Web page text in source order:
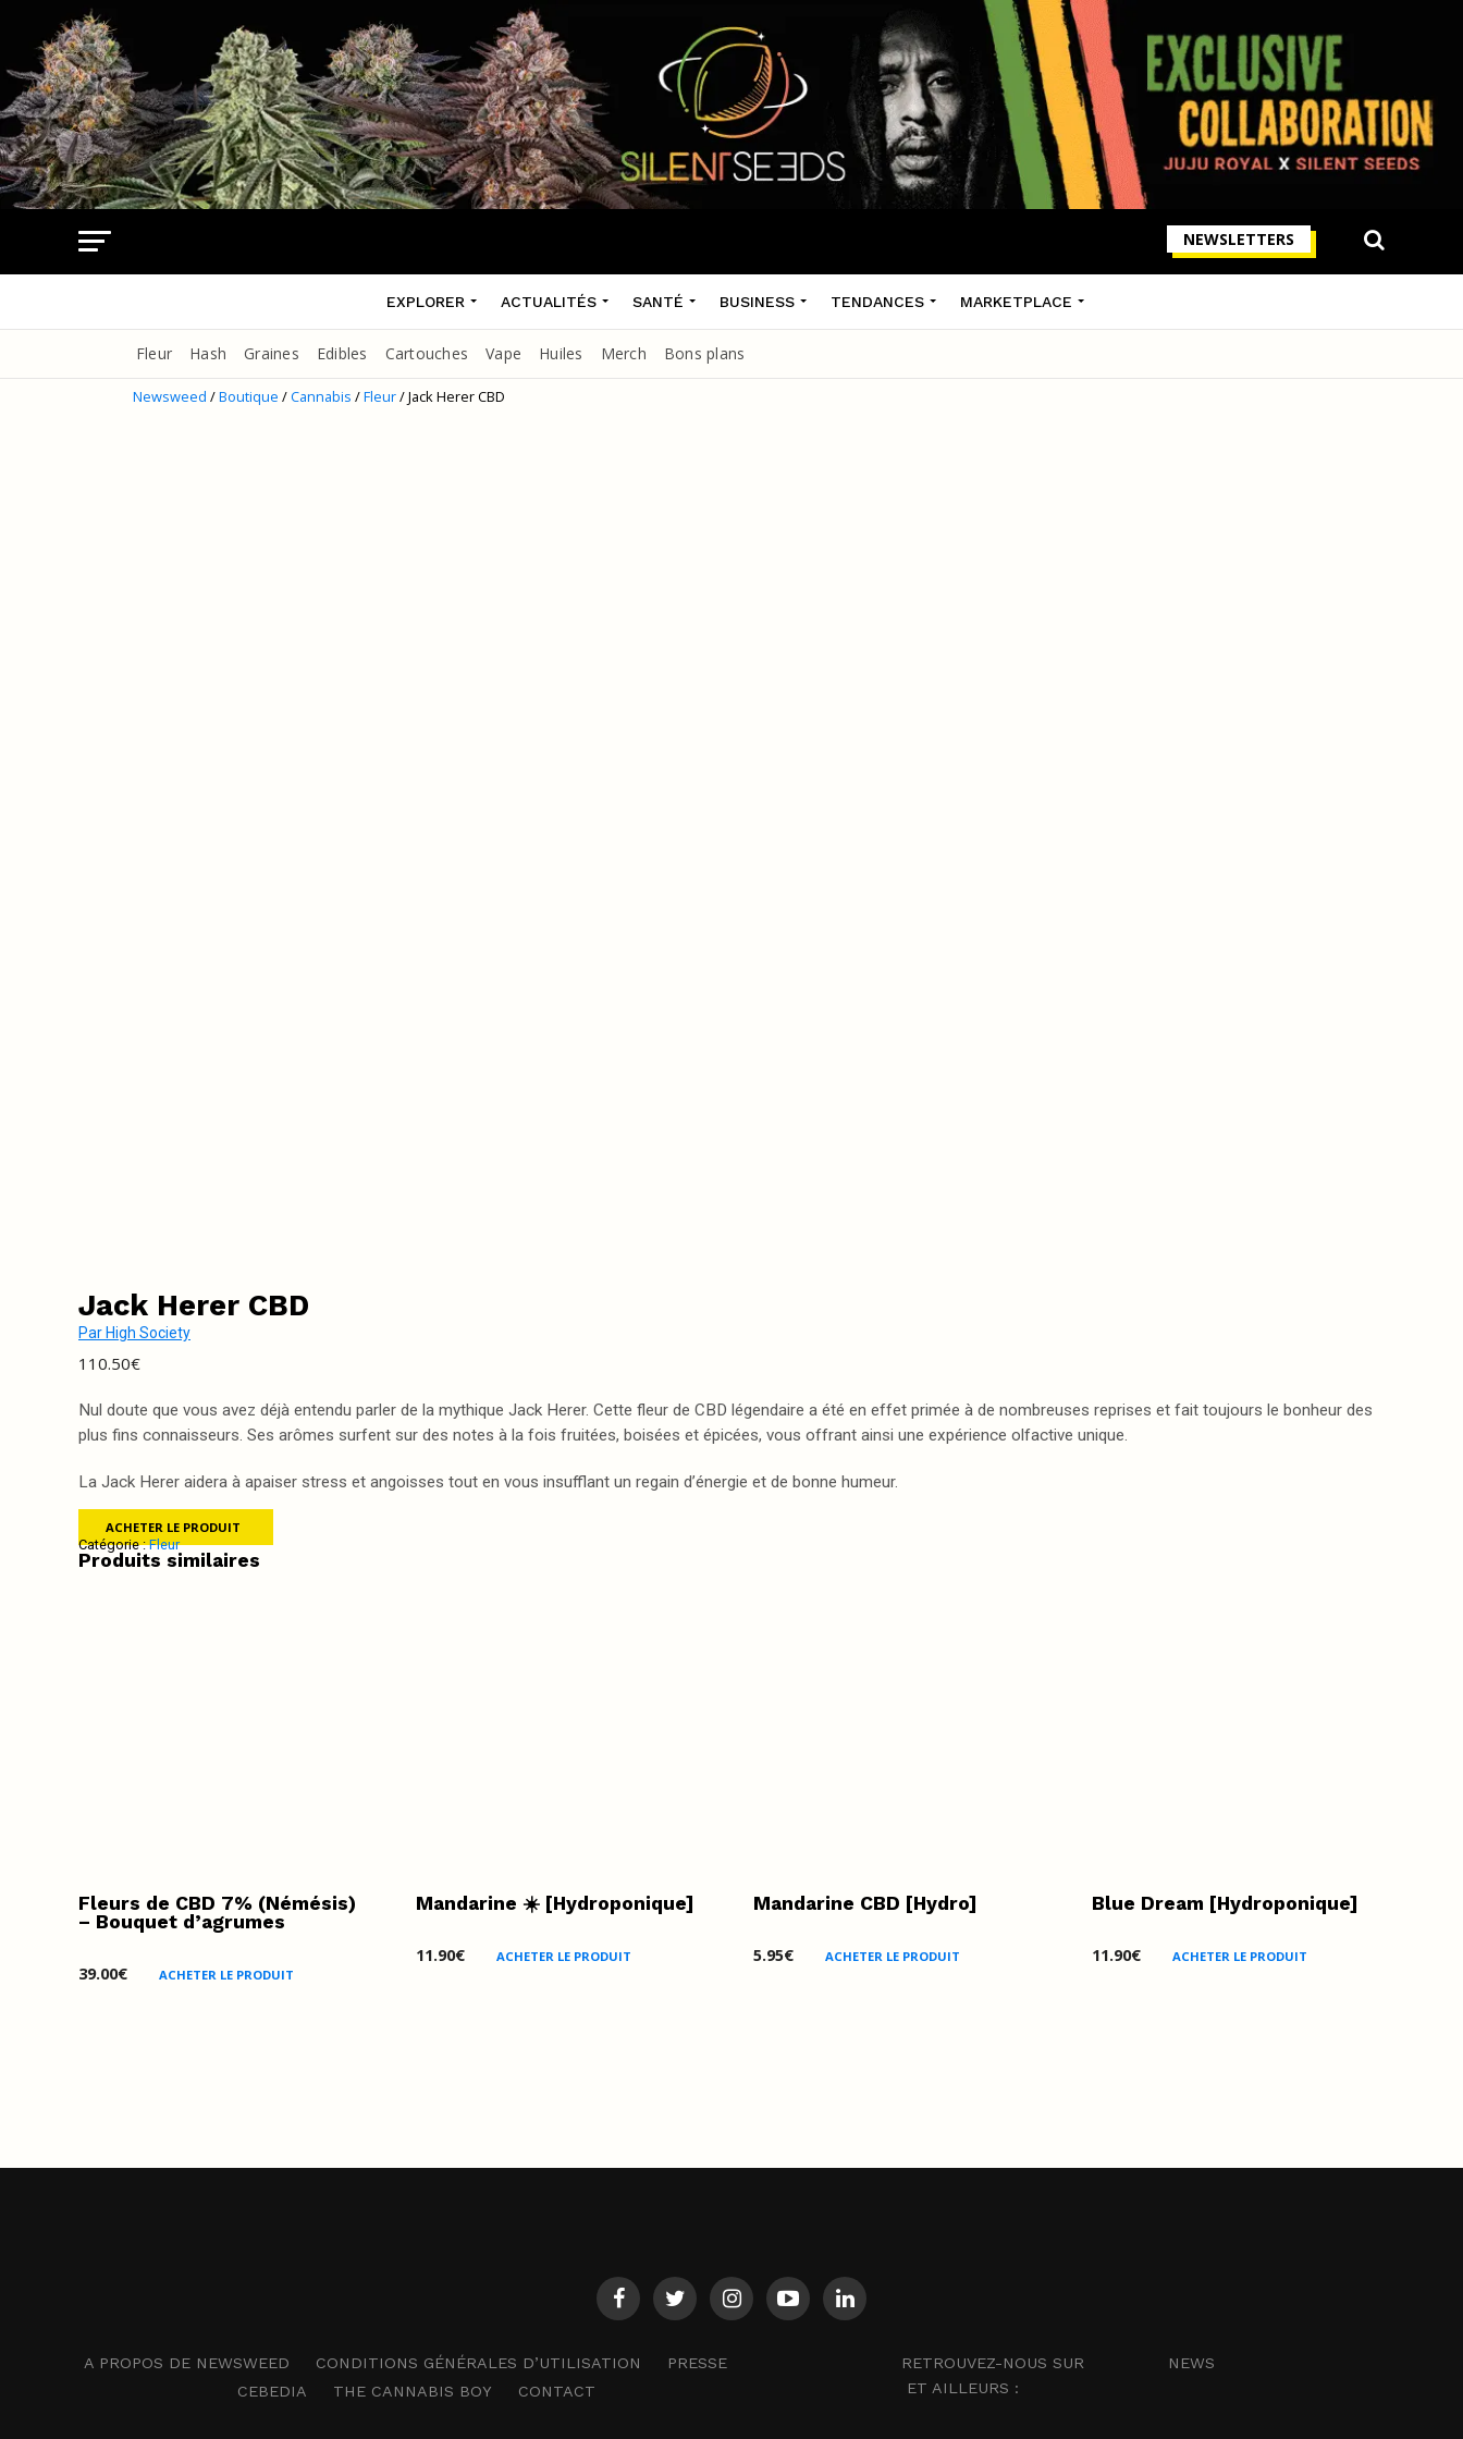
NEWSLETTERS
EXPLORER ACTUALITÉS SANTÉ BUSINESS TENDANCES MARKETPLACE
Fleur Hash Graines Edibles Cartouches Vape Huiles Merch Bons plans
Newsweed /Boutique /Cannabis /Fleur/ Jack Herer CBD
Jack Herer CBD
Par High Society
110.50€
Nul doute que vous avez déjà entendu parler de la mythique Jack Herer. Cette fleur de CBD légendaire a été en effet primée à de nombreuses reprises et fait toujours le bonheur des
plus fins connaisseurs. Ses arômes surfent sur des notes à la fois fruitées, boisées et épicées, vous offrant ainsi une expérience olfactive unique.
La Jack Herer aidera à apaiser stress et angoisses tout en vous insufflant un regain d’énergie et de bonne humeur.
ACHETER LE PRODUIT
Catégorie :Fleur
Produits similaires
Fleurs de CBD 7% (Némésis)
– Bouquet d’agrumes
39.00€ ACHETER LE PRODUIT
Mandarine ☀️ [Hydroponique]
11.90€ ACHETER LE PRODUIT
Mandarine CBD [Hydro]
5.95€ ACHETER LE PRODUIT
Blue Dream [Hydroponique]
11.90€ ACHETER LE PRODUIT
A PROPOS DE NEWSWEED CONDITIONS GÉNÉRALES D’UTILISATION
PRESSE
CEBEDIA
THE CANNABIS BOY CONTACT
RETROUVEZ-NOUS SUR
NEWS
ET AILLEURS :